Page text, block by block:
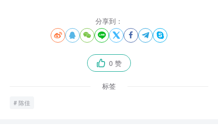
分享到：
       
 0 赞
标签
陈佳